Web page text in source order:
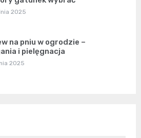
2025
na pniu w ogrodzie –
i pielęgnacja
2025